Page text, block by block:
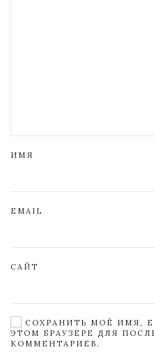
ИМЯ
EMAIL
САЙТ
СОХРАНИТЬ МОЁ ИМЯ,
ЭТОМ БРАУЗЕРЕ ДЛЯ
КОММЕНТАРИЕВ.